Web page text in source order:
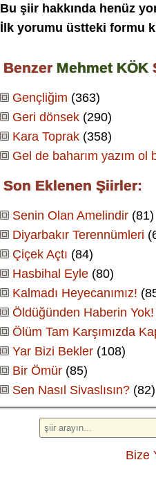
Bu şiir hakkında henüz
İlk yorumu üstteki formu
Benzer Mehmet KÖK
Gençliğim (363)
Geri dönsek (290)
Kara Toprak (358)
Gel de baharım yazım ol
Son Eklenen Şiirler:
Senin Olan Amelindir (81)
Diyarbakır Terennümleri
Çiçek Açtı (84)
Hasbihal Eyle (80)
Kalmadı Heyecanımız!
Öldüğünden Haberin Yok!
Ölüm Tam Karşımızda
Yar Bizi Bekler (108)
Bir Ömür (85)
Sen Nasıl Sivaslısın? (82)
Bize